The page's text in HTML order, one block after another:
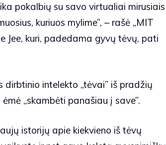
pokalbių su savo virtualiai mirusiais
kuriuos mylime”, – rašė „MIT
Jee, kuri, padedama gyvų tėvų, pati
dirbtinio intelekto „tėvai” iš pradžių
„skambėti panašiau į save”.
istorijų apie kiekvieno iš tėvų